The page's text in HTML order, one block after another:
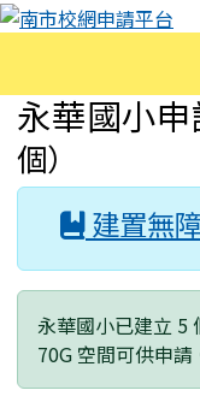
跳至主內容區
南市校網申
主內容區域
永華國小
個）
建置無
永華國小已建立 5
70G 空間可供申請
頁尾區域